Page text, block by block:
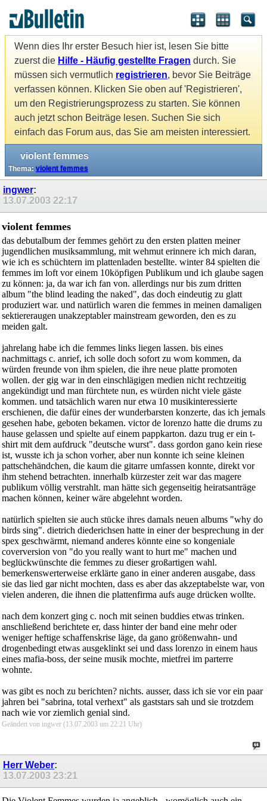
Wenn dies Ihr erster Besuch hier ist, lesen Sie bitte
zuerst die Hilfe - Häufig gestellte Fragen durch. Sie
müssen sich vermutlich registrieren, bevor Sie Beiträge
verfassen können. Klicken Sie oben auf 'Registrieren',
um den Registrierungsprozess zu starten. Sie können
auch jetzt schon Beiträge lesen. Suchen Sie sich
einfach das Forum aus, das Sie am meisten interessiert.
violent femmes
Thema: violent femmes
ingwer:
13.07.2003 22:17
violent femmes
das debutalbum der femmes gehört zu den ersten platten meiner
jugendlichen musiksammlung, mit wehmut erinnere ich mich daran,
wie ich es schüchtern im plattenladen bestellte. winter 84 spielten die
femmes im loft vor einem 10köpfigen Publikum und ich glaube sagen
zu können: ja, da war ich fan von. allerdings nur bis zum dritten
album "the blind leading the naked", das doch eindeutig zu glatt
produziert war. und natürlich waren die femmes in meinen damaligen
sektiereraugen unakzeptabler mainstream geworden, den es zu
meiden galt.
jahrelang habe ich die femmes links liegen lassen. bis eines
nachmittags c. anrief, ich solle doch sofort zu wom kommen, da
würden freunde von ihm spielen, die ihre neue platte promoten
wollen. der gig war in den einschlägigen medien nicht rechtzeitig
angekündigt und man fürchtete nun, es würden nicht viele gäste
kommen. und tatsächlich waren nur etwa 10 musikinteressierte
erschienen, die dafür eines der wunderbarsten konzerte, das ich jemals
gesehen habe, geboten bekamen. victor de lorenzo hatte die drums zu
hause gelassen und spielte auf einem pappkarton. dazu trug er ein t-
shirt mit dem aufdruck "deutsche wurst". dass gordon gano kein riese
ist, wusste ich ja schon vorher, aber nun konnte ich seine kleinen
pattschehändchen, die kaum die gitarre umfassen konnte, direkt vor
ihm stehend betrachten. innerhalb kürzester zeit war das magere
publikum völlig verstrahlt. man hätte sich gegenseitig heiratsanträge
machen können, keiner wäre abgelehnt worden.
natürlich spielten sie auch stücke ihres damals neuen albums "why do
birds sing". dietrich diederichsen hatte in einer der besprechung in der
spex geschwärmt, niemand anderes könnte eine so kongeniale
coverversion von "do you really want to hurt me" machen und
beglückwünschte die femmes zu dieser großartigen wahl.
bemerkenswerterweise erklärte gano in einer anderen ausgabe, dass
sie das lied gar nicht mochten, dass es aber das akzeptabelste war, von
vielen anderen, die ihnen die plattenfirma aufs auge drücken wollte.
nach dem konzert ging c. noch mit seinen buddies etwas trinken.
anschließend berichtete er, dass hinter der band eine mehr oder
weniger heftige schaffenskrise läge, da gano größenwahn- und
drogenbedingt etwas ausgeklinkt sei und dass lorenzo in einem haus
eines mafia-boss, der seine musik mochte, mietfrei im parterre
wohnte.
was gibt es noch zu berichten? nichts. ausser, dass ich sie vor ein paar
jahren bei "sabrina, total verhext" als gaststars sah und sie trotzdem
nach wie vor ziemlich genial sind.
Geändert von ingwer (13.07.2003 um 22:21 Uhr)
Herr Weber:
13.07.2003 23:21